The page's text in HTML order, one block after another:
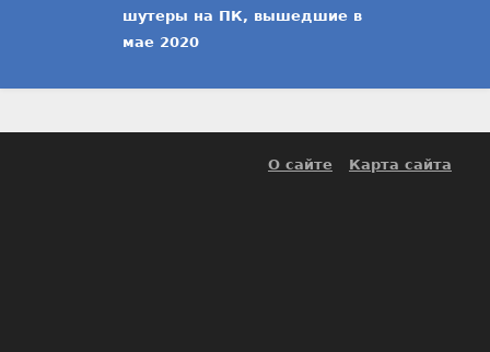
шутеры на ПК, вышедшие в
мае 2020
О сайте Карта сайта